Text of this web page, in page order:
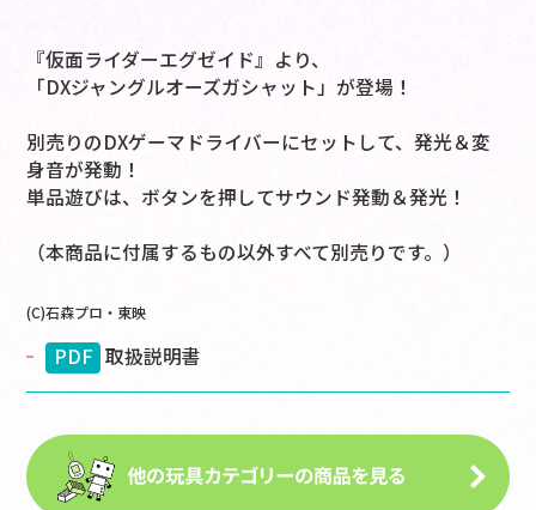
『仮面ライダーエグゼイド』より、
「DXジャングルオーズガシャット」が登場！
別売りのDXゲーマドライバーにセットして、発光＆変
身音が発動！
単品遊びは、ボタンを押してサウンド発動＆発光！
（本商品に付属するもの以外すべて別売りです。）
(C)石森プロ・東映
PDF 取扱説明書